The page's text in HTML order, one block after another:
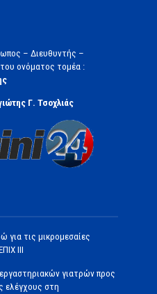
– Διευθυντής –
του ονόματος τομέα :
Γ. Τσοχλιάς
για τις μικρομεσαίες
ΙΙΙ
γιατρών προς
ελέγχους στη